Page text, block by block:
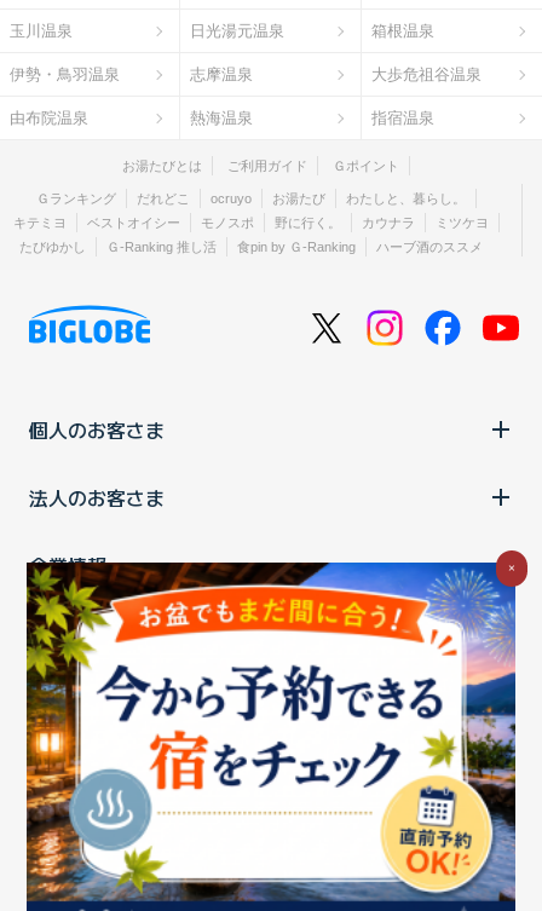
玉川温泉 日光湯元温泉 箱根温泉
伊勢・鳥羽温泉 志摩温泉 大歩危祖谷温泉
由布院温泉 熱海温泉 指宿温泉
お湯たびとは ご利用ガイド Ｇポイント
Ｇランキング だれどこ ocruyo お湯たび
わたしと、暮らし。
キテミヨ
ベストオイシー モノスポ 野に行く。 カウナラ
ミツケヨ
たびゆかし
Ｇ-Ranking 推し活 食pin by Ｇ-Ranking ハーブ酒のススメ
個人のお客さま
法人のお客さま
企業情報
ご利用中の方
お問い合わせ消費税の表示 ウェブアクセシビリティの取り組み
個人情報保護ポリシープライバシーポータル
Cookieポリシー
特定商取引法に基づく表記情報セキュリティ基本方針
商標についてBIGLOBEトップ
×